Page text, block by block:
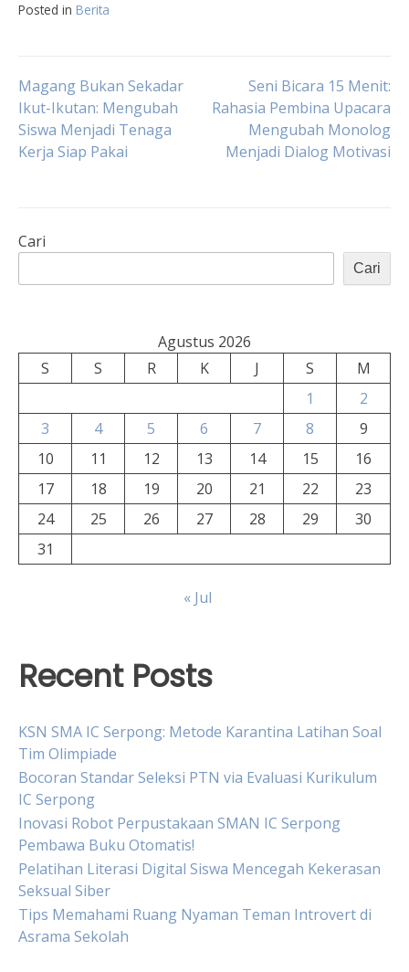
Posted in Berita
Navigasi
pos
Magang Bukan Sekadar
Ikut-Ikutan: Mengubah
Siswa Menjadi Tenaga
Kerja Siap Pakai
Seni Bicara 15 Menit:
Rahasia Pembina Upacara
Mengubah Monolog
Menjadi Dialog Motivasi
Cari
Cari
Agustus 2026
S
S R K J S
M
1
2
3
4 5 6 7 8
9
10
11 12 13 14 15
16
17
18 19 20 21 22
23
24
25 26 27 28 29
30
31
« Jul
Recent Posts
KSN SMA IC Serpong: Metode Karantina Latihan Soal
Tim Olimpiade
Bocoran Standar Seleksi PTN via Evaluasi Kurikulum
IC Serpong
Inovasi Robot Perpustakaan SMAN IC Serpong
Pembawa Buku Otomatis!
Pelatihan Literasi Digital Siswa Mencegah Kekerasan
Seksual Siber
Tips Memahami Ruang Nyaman Teman Introvert di
Asrama Sekolah